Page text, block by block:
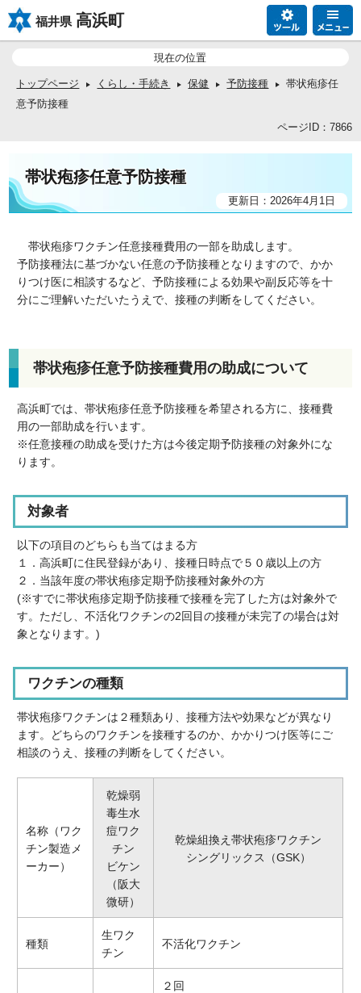
福井県 高浜町
現在の位置
トップページ くらし・手続き 保健 予防接種
帯状疱疹任
意予防接種
ページID：7866
帯状疱疹任意予防接種
更新日：2026年4月1日
帯状疱疹ワクチン任意接種費用の一部を助成します。
予防接種法に基づかない任意の予防接種となりますので、かか
りつけ医に相談するなど、予防接種による効果や副反応等を十
分にご理解いただいたうえで、接種の判断をしてください。
帯状疱疹任意予防接種費用の助成について
高浜町では、帯状疱疹任意予防接種を希望される方に、接種費
用の一部助成を行います。
※任意接種の助成を受けた方は今後定期予防接種の対象外にな
ります。
対象者
以下の項目のどちらも当てはまる方
１．高浜町に住民登録があり、接種日時点で５０歳以上の方
２．当該年度の帯状疱疹定期予防接種対象外の方
(※すでに帯状疱疹定期予防接種で接種を完了した方は対象外で
す。ただし、不活化ワクチンの2回目の接種が未完了の場合は対
象となります。)
ワクチンの種類
帯状疱疹ワクチンは２種類あり、接種方法や効果などが異なり
ます。どちらのワクチンを接種するのか、かかりつけ医等にご
相談のうえ、接種の判断をしてください。
名称（ワク
チン製造メ
ーカー）
乾燥弱
毒生水
痘ワク
チン
ビケン
（阪大
微研）
乾燥組換え帯状疱疹ワクチン
シングリックス（GSK）
種類
生ワク
チン
不活化ワクチン
２回